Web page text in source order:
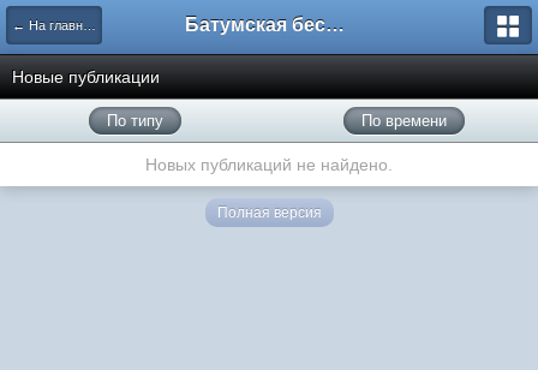
← На главную Батумская беседка
Новые публикации
По типу По времени
Новых публикаций не найдено.
Полная версия